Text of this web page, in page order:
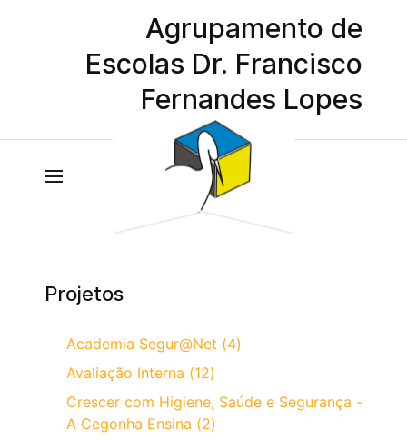
Agrupamento de
Escolas Dr. Francisco
Fernandes Lopes
Projetos
Academia Segur@Net (4)
Avaliação Interna (12)
Crescer com Higiene, Saúde e Segurança -
A Cegonha Ensina (2)